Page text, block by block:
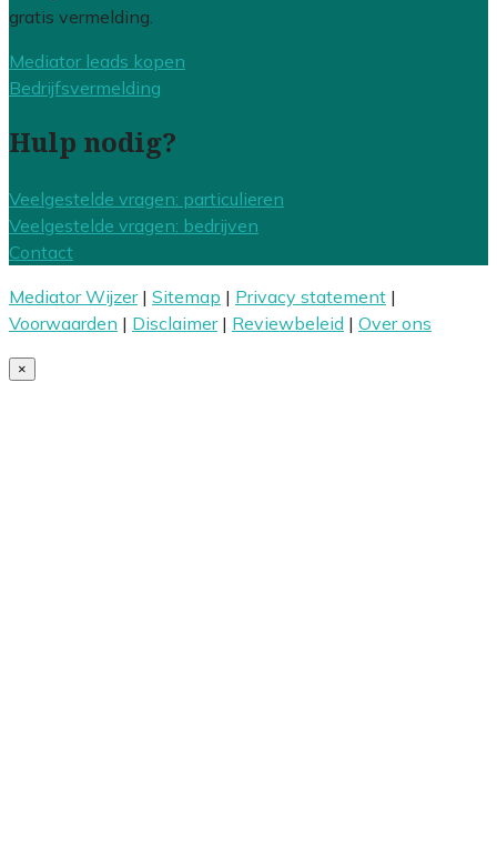
gratis vermelding.
Mediator leads kopen
Bedrijfsvermelding
Hulp nodig?
Veelgestelde vragen: particulieren
Veelgestelde vragen: bedrijven
Contact
Mediator Wijzer| Sitemap | Privacy statement |
Voorwaarden | Disclaimer| Reviewbeleid | Over ons
×